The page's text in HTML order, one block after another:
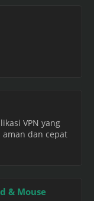
VPN yang
aman dan cepat
& Mouse